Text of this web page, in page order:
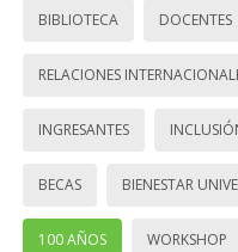
BIBLIOTECA DOCENTES
RELACIONES
INGRESANTES
BECAS BIENESTAR
100 AÑOS WORKSHOP